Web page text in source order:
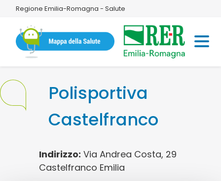
Regione Emilia-Romagna - Salute
Polisportiva
Castelfranco
Indirizzo: Via Andrea Costa, 29
Castelfranco Emilia